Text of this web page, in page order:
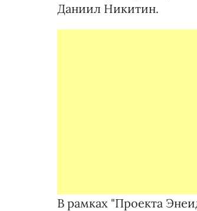
Даниил Никитин.
В рамках "Проекта